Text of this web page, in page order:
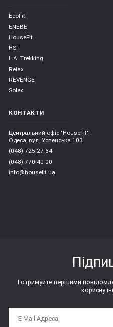
EcoFit
ENEBE
HouseFit
HSF
L.A. Trekking
Relax
REVENGE
Solex
КОНТАКТИ
Центральний офіс "HouseFit" :
Одеса, вул. Успенська 103
(048) 725-27-64
(048) 770-40-00
info@housefit.ua
І отримуйте першими
корисну